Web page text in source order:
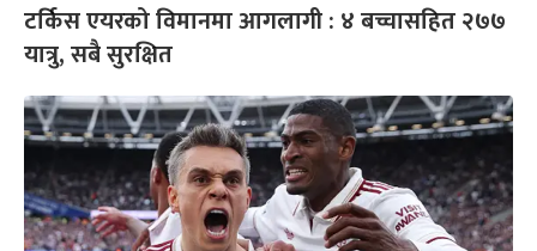
टर्किस एयरको विमानमा आगलागी : ४ बच्चासहित २७७
यात्रु, सबै सुरक्षित